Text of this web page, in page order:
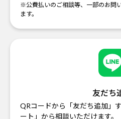
※公費払いのご相談等、一部のお問
ます。
友だち
QRコードから「友だち追加」
ート」から相談いただけます。